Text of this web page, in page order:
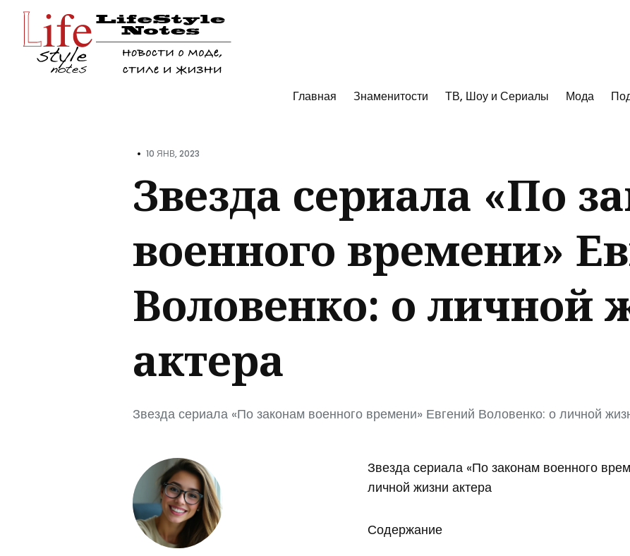
Главная Знаменитости ТВ, Шоу и Сериалы Мода
по
• 10 ЯНВ, 2023
Звезда сериала «По
военного времени»
Воловенко: о личной
актера
Звезда сериала «По законам военного времени» Евгений Воловенко: о личной
Звезда сериала «По законам военного
личной жизни актера
Содержание